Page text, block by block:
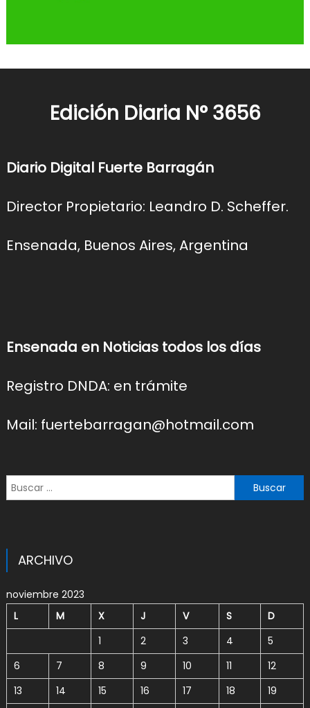
Edición Diaria N° 3656
Diario Digital Fuerte Barragán
Director Propietario: Leandro D. Scheffer.
Ensenada, Buenos Aires, Argentina
Ensenada en Noticias todos los días
Registro DNDA: en trámite
Mail: fuertebarragan@hotmail.com
Buscar:
ARCHIVO
noviembre 2023
L
M X J V S
D
1
2 3 4
5
6
7 8 9 10 11
12
13
14 15 16 17 18 19